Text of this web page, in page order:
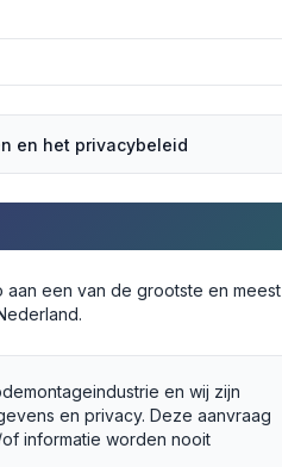
en het privacybeleid
een van de grootste en meest
en wij zijn
en privacy. Deze aanvraag
informatie worden nooit